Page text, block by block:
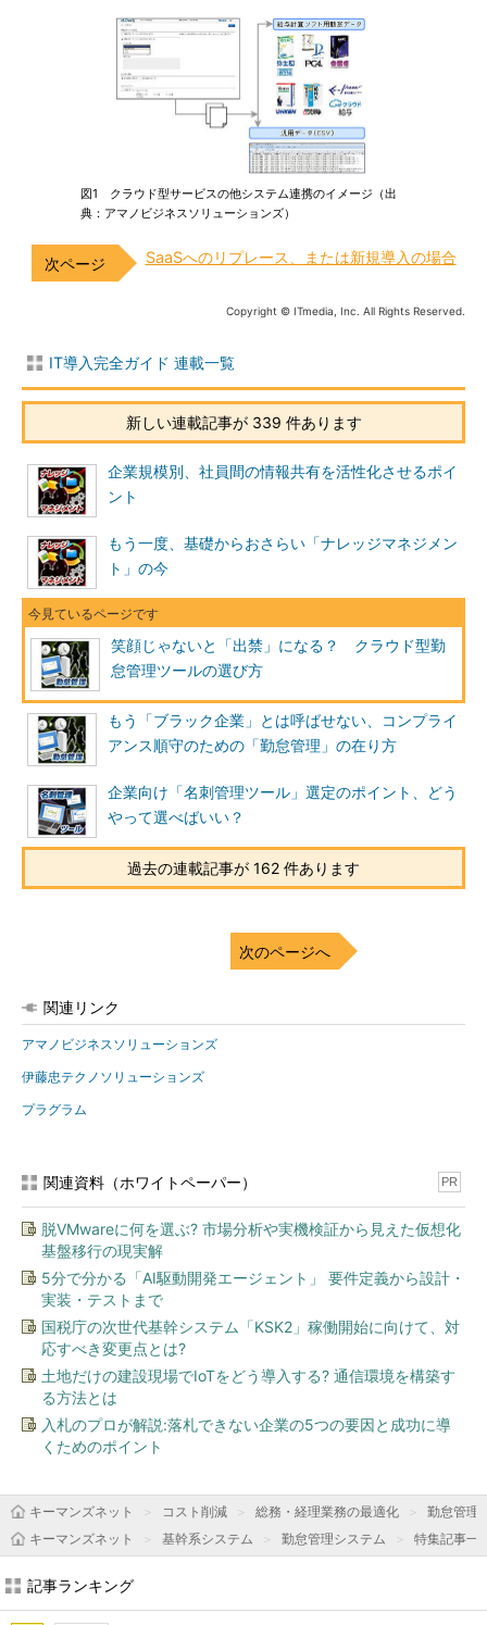
図1 クラウド型サービスの他システム連携のイメージ（出
典：アマノビジネスソリューションズ）
SaaSへのリプレース、または新規導入の場合
Copyright © ITmedia, Inc. All Rights Reserved.
IT導入完全ガイド 連載一覧
新しい連載記事が 339 件あります
企業規模別、社員間の情報共有を活性化させるポイ
ント
もう一度、基礎からおさらい「ナレッジマネジメン
ト」の今
笑顔じゃないと「出禁」になる？ クラウド型勤
怠管理ツールの選び方
もう「ブラック企業」とは呼ばせない、コンプライ
アンス順守のための「勤怠管理」の在り方
企業向け「名刺管理ツール」選定のポイント、どう
やって選べばいい？
過去の連載記事が 162 件あります
次のページへ
関連リンク
アマノビジネスソリューションズ
伊藤忠テクノソリューションズ
プラグラム
関連資料（ホワイトペーパー） PR
脱VMwareに何を選ぶ? 市場分析や実機検証から見えた仮想化
基盤移行の現実解
5分で分かる「AI駆動開発エージェント」 要件定義から設計・
実装・テストまで
国税庁の次世代基幹システム「KSK2」稼働開始に向けて、対
応すべき変更点とは?
土地だけの建設現場でIoTをどう導入する? 通信環境を構築す
る方法とは
入札のプロが解説:落札できない企業の5つの要因と成功に導
くためのポイント
キーマンズネット コスト削減 総務・経理業務の最適化
勤怠管理
キーマンズネット
基幹系システム 勤怠管理システム 特集記事一
記事ランキング